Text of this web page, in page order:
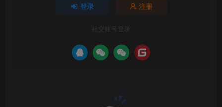
登录 注册
社交账号登录